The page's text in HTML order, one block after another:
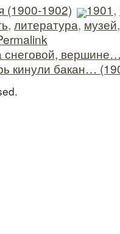
(1900-1902)
1901,
, литература, музей,
снеговой,
кинули бакан…